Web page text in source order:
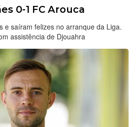
0-1 FC Arouca
e saíram felizes no arranque da Liga.
assistência de Djouahra